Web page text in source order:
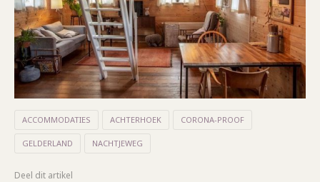
ACCOMMODATIES ACHTERHOEK CORONA-PROOF
GELDERLAND NACHTJEWEG
Deel dit artikel